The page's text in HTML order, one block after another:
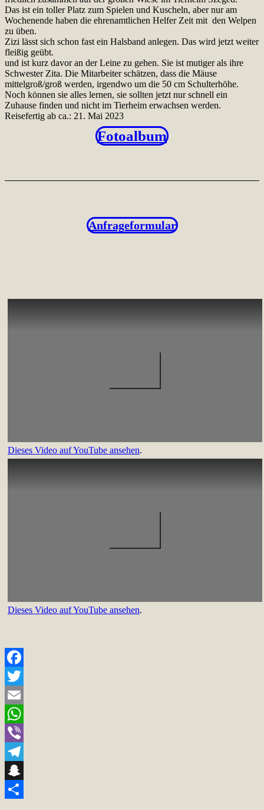
Das ist ein toller Platz zum Spielen und Kuscheln, aber nur am
Wochenende haben die ehrenamtlichen Helfer Zeit mit den Welpen
zu üben.
Zizi lässt sich schon fast ein Halsband anlegen. Das wird jetzt weiter
fleißig geübt.
und ist kurz davor an der Leine zu gehen. Sie ist mutiger als ihre
Schwester Zita. Die Mitarbeiter schätzen, dass die Mäuse
mittelgroß/groß werden, irgendwo um die 50 cm Schulterhöhe.
Noch können sie alles lernen, sie sollten jetzt nur schnell ein
Zuhause finden und nicht im Tierheim erwachsen werden.
Reisefertig ab ca.: 21. Mai 2023
Fotoalbum
Anfrageformular
Dieses Video auf YouTube ansehen.
Dieses Video auf YouTube ansehen.
Facebook
Twitter
Email
WhatsApp
Viber
Telegram
Snapchat